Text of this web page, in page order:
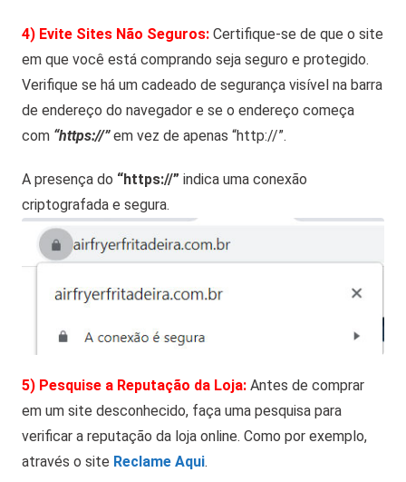
4) Evite Sites Não Seguros: Certifique-se de que o site
em que você está comprando seja seguro e protegido.
Verifique se há um cadeado de segurança visível na barra
de endereço do navegador e se o endereço começa
com “https://”em vez de apenas “http://”.
A presença do “https://” indica uma conexão
criptografada e segura.
5) Pesquise a Reputação da Loja: Antes de comprar
em um site desconhecido, faça uma pesquisa para
verificar a reputação da loja online. Como por exemplo,
através o site Reclame Aqui.